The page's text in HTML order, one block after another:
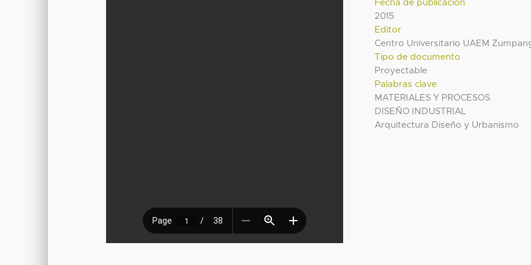
Fecha de publicación
2015
Editor
Centro Universitario UAEM
Tipo de documento
Proyectable
Palabras clave
MATERIALES Y PROCESOS
DISEÑO INDUSTRIAL
Arquitectura Diseño y Urbanismo